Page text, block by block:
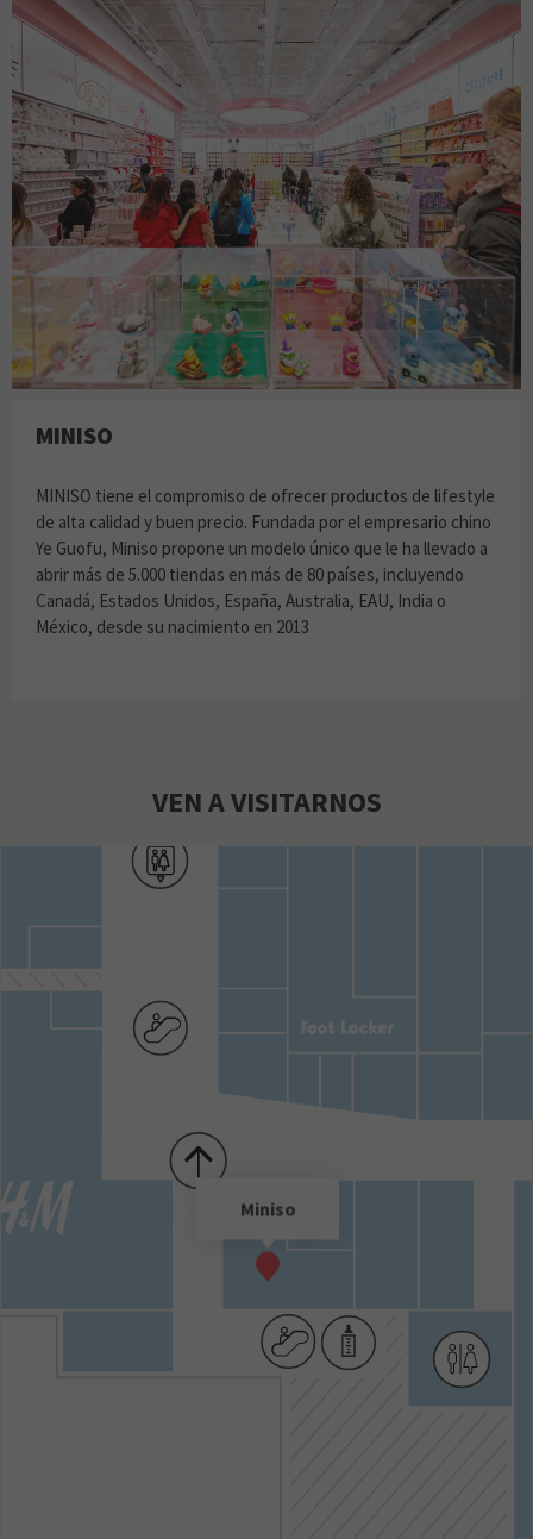
MINISO
MINISO tiene el compromiso de ofrecer productos de lifestyle
de alta calidad y buen precio. Fundada por el empresario chino
Ye Guofu, Miniso propone un modelo único que le ha llevado a
abrir más de 5.000 tiendas en más de 80 países, incluyendo
Canadá, Estados Unidos, España, Australia, EAU, India o
México, desde su nacimiento en 2013
VEN A VISITARNOS
Miniso